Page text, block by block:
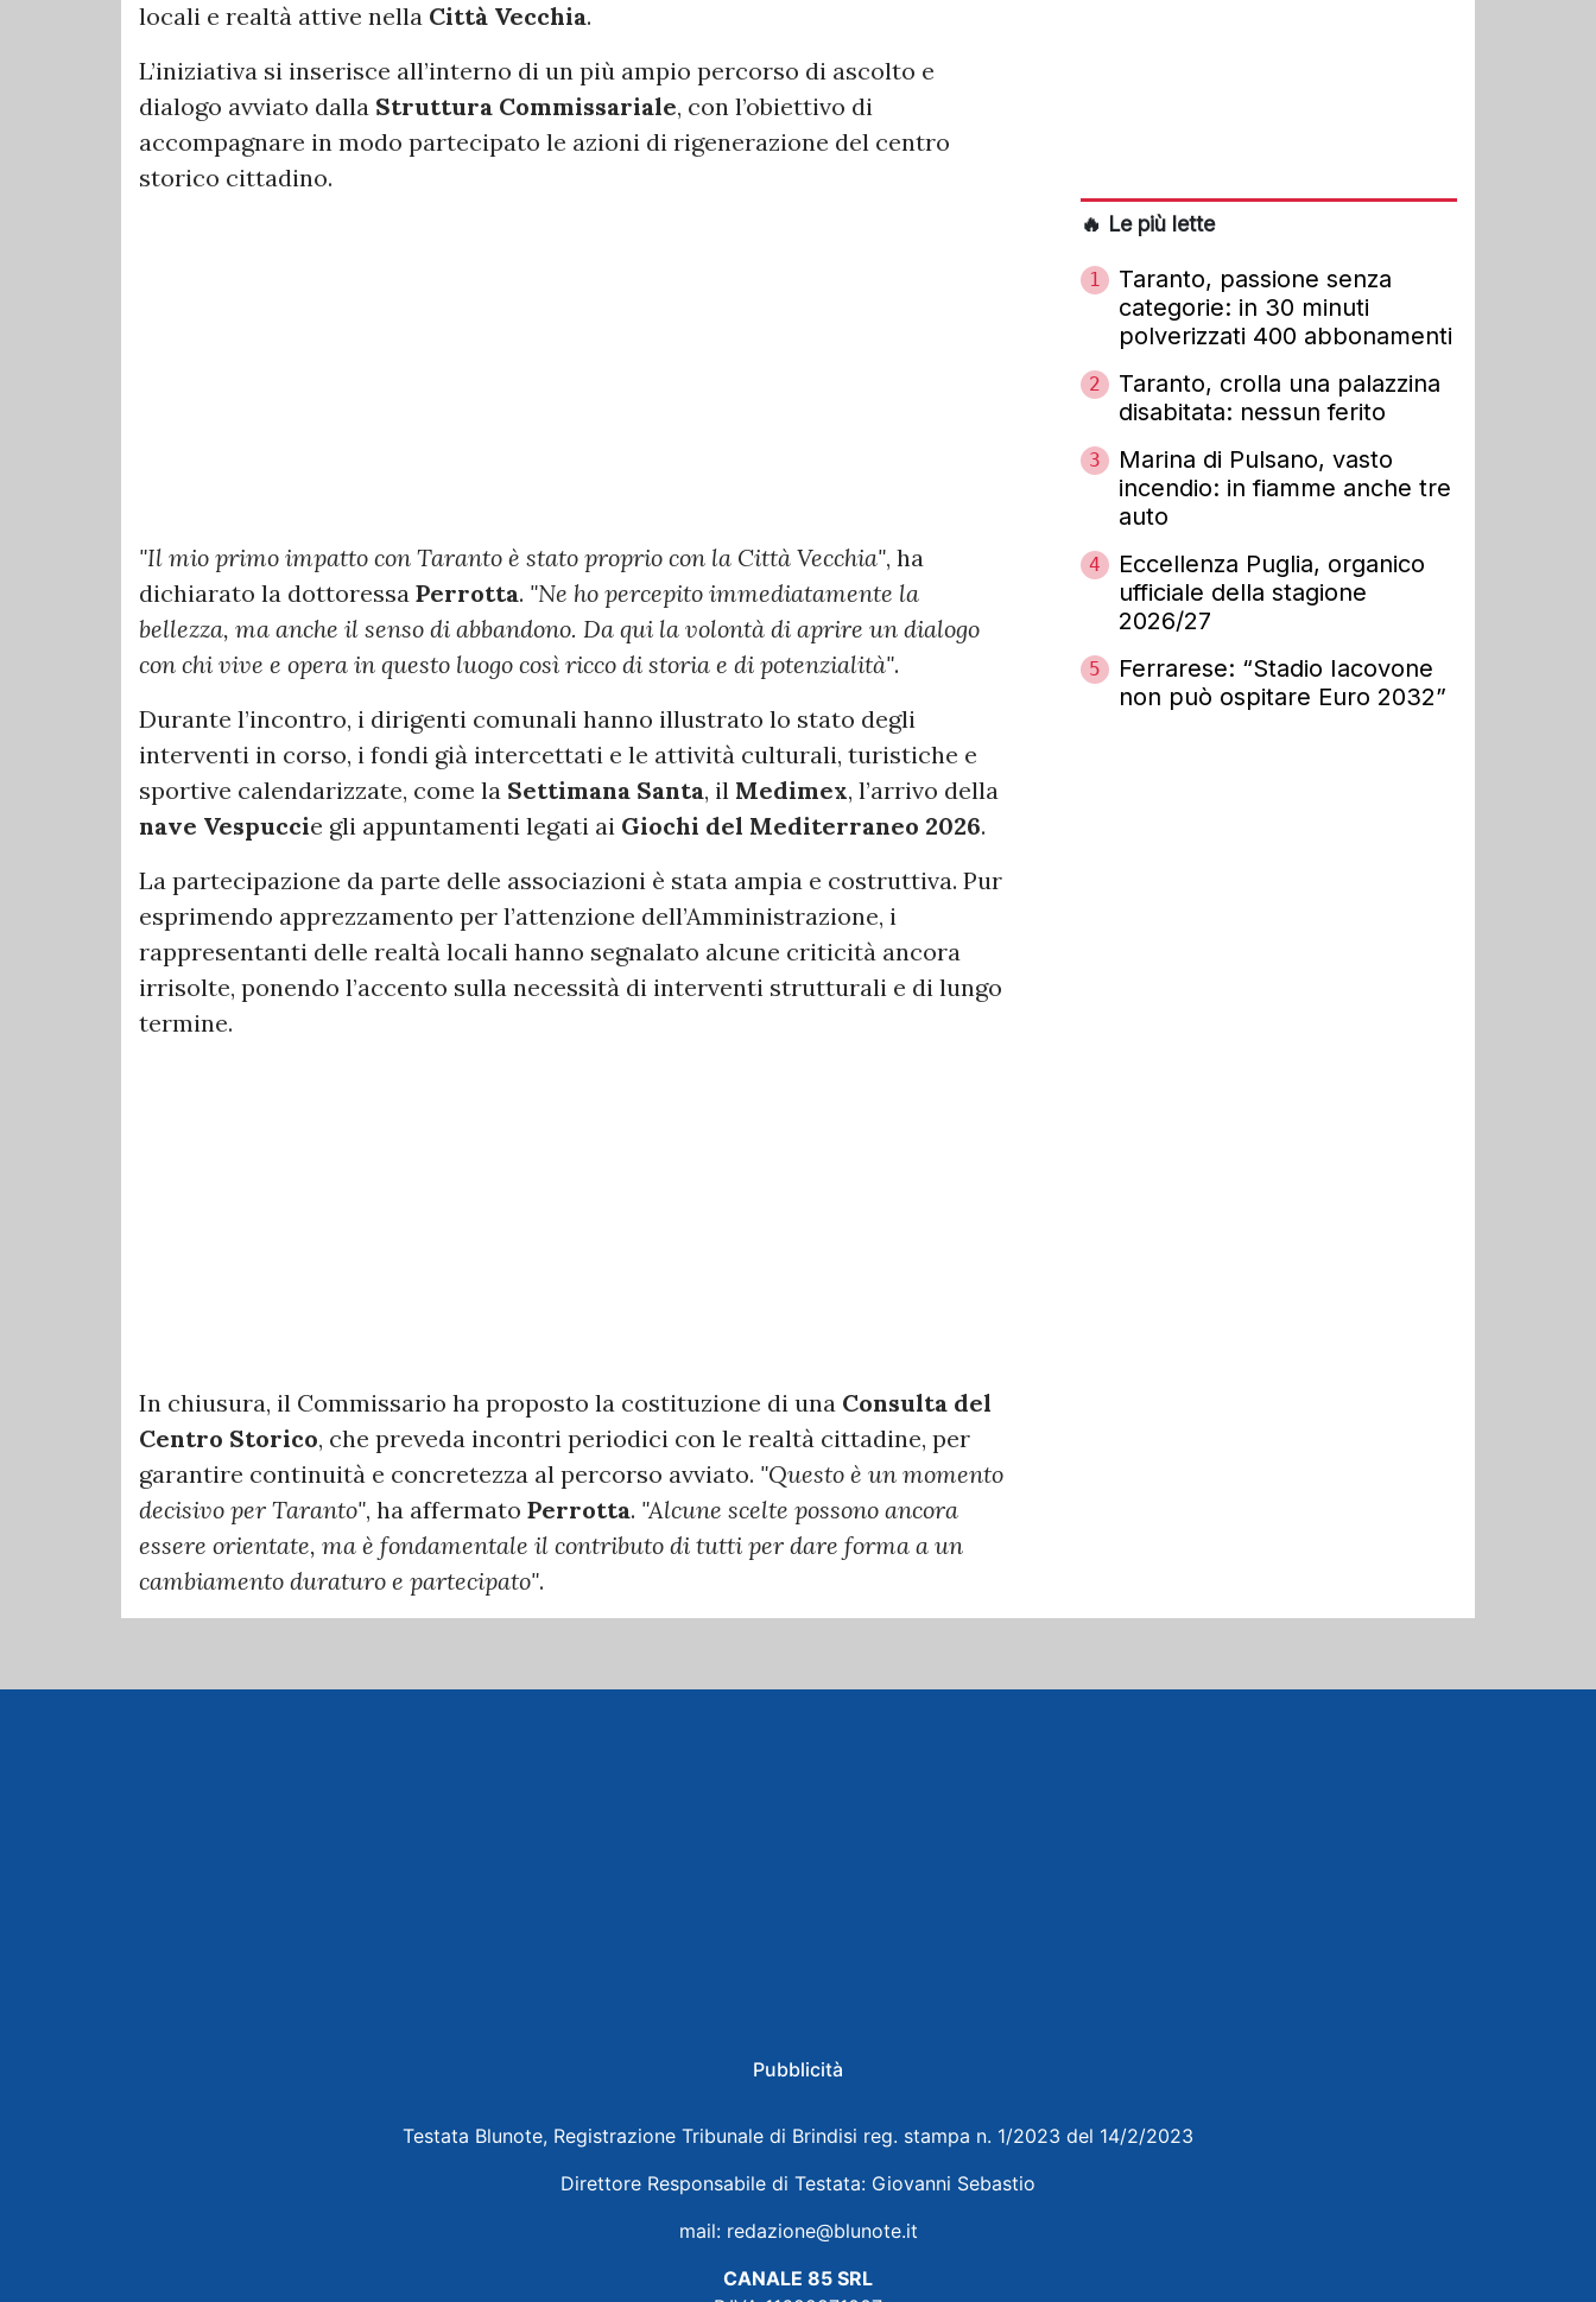
locali e realtà attive nella Città Vecchia.
L’iniziativa si inserisce all’interno di un più ampio percorso di ascolto e
dialogo avviato dalla Struttura Commissariale, con l’obiettivo di
accompagnare in modo partecipato le azioni di rigenerazione del centro
storico cittadino.
"Il mio primo impatto con Taranto è stato proprio con la Città Vecchia", ha
dichiarato la dottoressa Perrotta. "Ne ho percepito immediatamente la
bellezza, ma anche il senso di abbandono. Da qui la volontà di aprire un dialogo
con chi vive e opera in questo luogo così ricco di storia e di potenzialità".
Durante l’incontro, i dirigenti comunali hanno illustrato lo stato degli
interventi in corso, i fondi già intercettati e le attività culturali, turistiche e
sportive calendarizzate, come la Settimana Santa, il Medimex, l’arrivo della
nave Vespuccie gli appuntamenti legati ai Giochi del Mediterraneo 2026.
La partecipazione da parte delle associazioni è stata ampia e costruttiva. Pur
esprimendo apprezzamento per l’attenzione dell’Amministrazione, i
rappresentanti delle realtà locali hanno segnalato alcune criticità ancora
irrisolte, ponendo l’accento sulla necessità di interventi strutturali e di lungo
termine.
In chiusura, il Commissario ha proposto la costituzione di una Consulta del
Centro Storico, che preveda incontri periodici con le realtà cittadine, per
garantire continuità e concretezza al percorso avviato. "Questo è un momento
decisivo per Taranto", ha affermato Perrotta. "Alcune scelte possono ancora
essere orientate, ma è fondamentale il contributo di tutti per dare forma a un
cambiamento duraturo e partecipato".
🔥 Le più lette
1
Taranto, passione senza
categorie: in 30 minuti
polverizzati 400 abbonamenti
2
Taranto, crolla una palazzina
disabitata: nessun ferito
3
Marina di Pulsano, vasto
incendio: in fiamme anche tre
auto
4
Eccellenza Puglia, organico
ufficiale della stagione
2026/27
5
Ferrarese: “Stadio Iacovone
non può ospitare Euro 2032”
Pubblicità
Testata Blunote, Registrazione Tribunale di Brindisi reg. stampa n. 1/2023 del 14/2/2023
Direttore Responsabile di Testata: Giovanni Sebastio
mail: redazione@blunote.it
CANALE 85 SRL